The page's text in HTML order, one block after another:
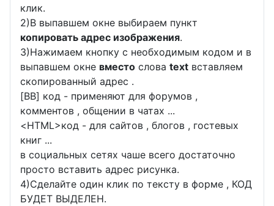
клик.
2)В выпавшем окне выбираем пункт
копировать адрес изображения.
3)Нажимаем кнопку с необходимым кодом и в
выпавшем окне вместо слова text вставляем
скопированный адрес .
[BB] код - применяют для форумов ,
комментов , общении в чатах ...
<HTML>код - для сайтов , блогов , гостевых
книг ...
в социальных сетях чаше всего достаточно
просто вставить адрес рисунка.
4)Сделайте один клик по тексту в форме , КОД
БУДЕТ ВЫДЕЛЕН.